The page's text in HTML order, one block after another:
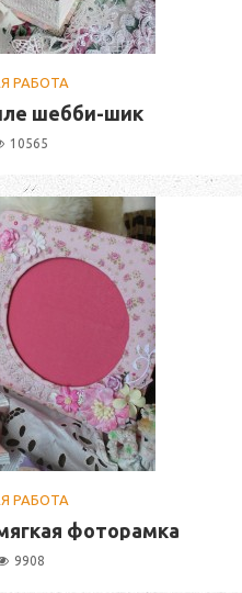
РАБОТА
шебби-шик
10565
РАБОТА
фоторамка
9908